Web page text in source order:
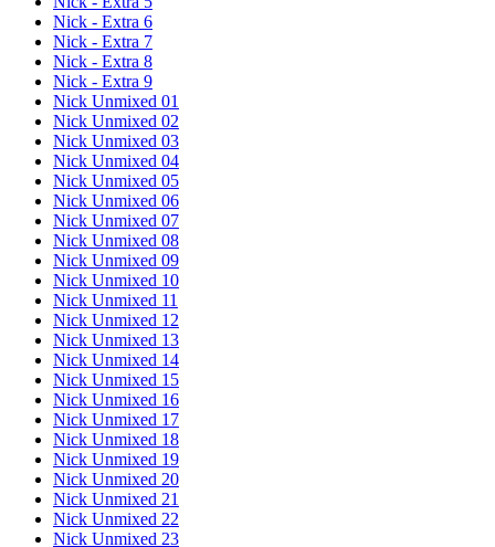
Nick - Extra 6
Nick - Extra 7
Nick - Extra 8
Nick - Extra 9
Nick Unmixed 01
Nick Unmixed 02
Nick Unmixed 03
Nick Unmixed 04
Nick Unmixed 05
Nick Unmixed 06
Nick Unmixed 07
Nick Unmixed 08
Nick Unmixed 09
Nick Unmixed 10
Nick Unmixed 11
Nick Unmixed 12
Nick Unmixed 13
Nick Unmixed 14
Nick Unmixed 15
Nick Unmixed 16
Nick Unmixed 17
Nick Unmixed 18
Nick Unmixed 19
Nick Unmixed 20
Nick Unmixed 21
Nick Unmixed 22
Nick Unmixed 23